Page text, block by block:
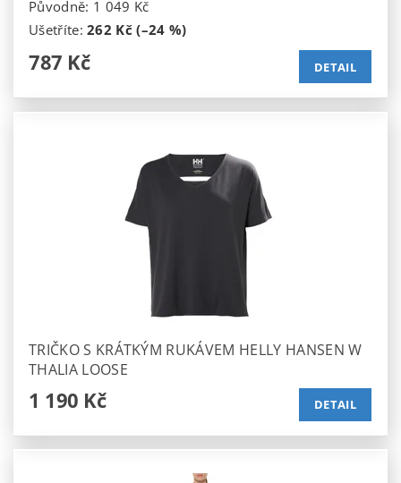
Původně: 1 049 Kč
Ušetříte:262 Kč (–24 %)
787 Kč DETAIL
TRIČKO S KRÁTKÝM RUKÁVEM HELLY HANSEN W
THALIA LOOSE
1 190 Kč DETAIL